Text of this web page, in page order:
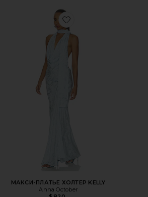
Favorite МАКСИ-ПЛАТЬЕ
МАКСИ-ПЛАТЬЕ ХОЛТЕР KELLY
Anna October